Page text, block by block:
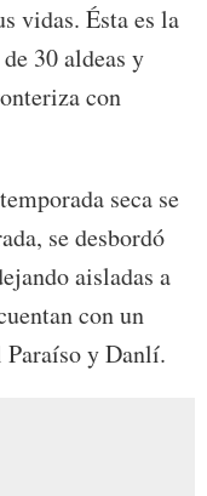
vidas. Ésta es la
30 aldeas y
con
seca se
se desbordó
aisladas a
con un
Paraíso y Danlí.